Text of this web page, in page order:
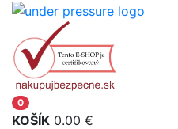
0
KOŠÍK 0.00 €